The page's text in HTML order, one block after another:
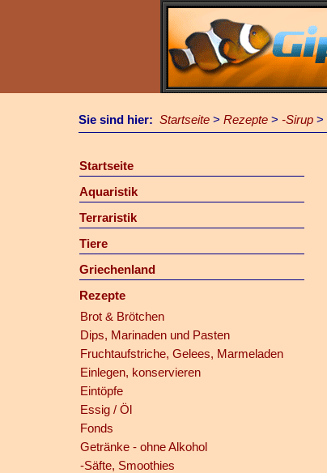
Sie sind hier: Startseite > Rezepte > -Sirup >
Startseite
Aquaristik
Terraristik
Tiere
Griechenland
Rezepte
Brot & Brötchen
Dips, Marinaden und Pasten
Fruchtaufstriche, Gelees, Marmeladen
Einlegen, konservieren
Eintöpfe
Essig / Öl
Fonds
Getränke - ohne Alkohol
-Säfte, Smoothies